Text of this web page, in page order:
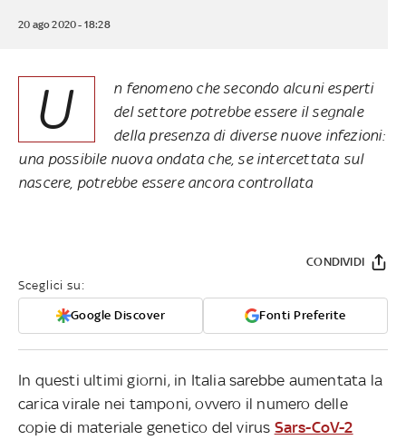
20 ago 2020 - 18:28
U
n fenomeno che secondo alcuni esperti
del settore potrebbe essere il segnale
della presenza di diverse nuove infezioni:
una possibile nuova ondata che, se intercettata sul
nascere, potrebbe essere ancora controllata
Sceglici su:
Google Discover Fonti Preferite
CONDIVIDI
In questi ultimi giorni, in Italia sarebbe aumentata la
carica virale nei tamponi, ovvero il numero delle
copie di materiale genetico del virus Sars-CoV-2